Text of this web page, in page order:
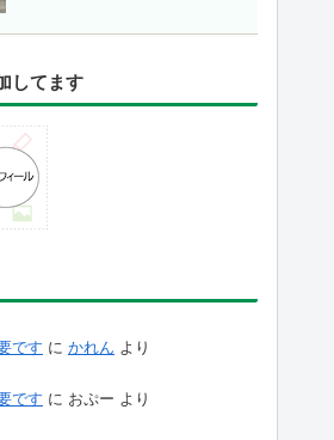
してます
です に かれん より
です に おぷー より